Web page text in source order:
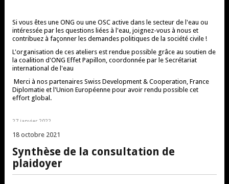
Si vous êtes une ONG ou une OSC active dans le secteur de l'eau ou
intéressée par les questions liées à l'eau, joignez-vous à nous et
contribuez à façonner les demandes politiques de la société civile !
L'organisation de ces ateliers est rendue possible grâce au soutien de
la coalition d'ONG Effet Papillon, coordonnée par le Secrétariat
international de l'eau
Merci à nos partenaires Swiss Development & Cooperation, France
Diplomatie et l'Union Européenne pour avoir rendu possible cet
effort global.
27 janvier 2022
18 octobre 2021
Synthèse de la consultation de
plaidoyer